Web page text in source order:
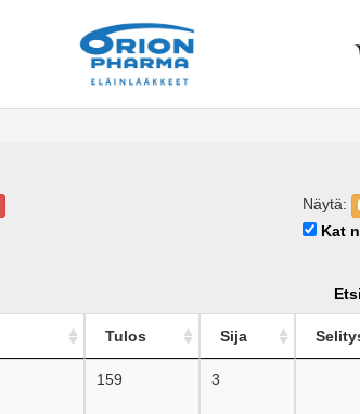
Näytä:
Kat
Tulos Sija
159 3